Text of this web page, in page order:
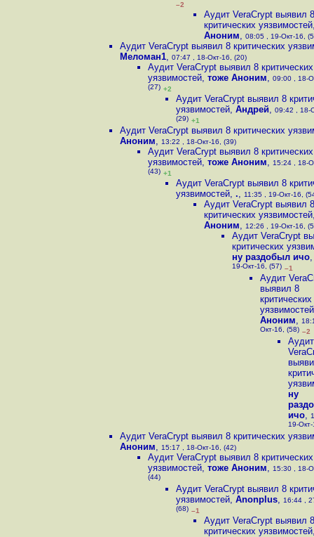
–2
Аудит VeraCrypt выявил 8
критических уязвимостей
Аноним, 08:05 , 19-Окт-16,
Аудит VeraCrypt выявил 8 критических
Меломан1, 07:47 , 18-Окт-16, (20)
Аудит VeraCrypt выявил 8 критических
уязвимостей, тоже Аноним, 09:00 , 18-
(27) +2
Аудит VeraCrypt выявил 8
уязвимостей, Андрей, 09:42 , 18-
(29) +1
Аудит VeraCrypt выявил 8 критических
Аноним, 13:22 , 18-Окт-16, (39)
Аудит VeraCrypt выявил 8 критических
уязвимостей, тоже Аноним, 15:24 , 18-
(43) +1
Аудит VeraCrypt выявил 8
уязвимостей, ., 11:35 , 19-Окт-16,
Аудит VeraCrypt выявил 8
критических уязвимостей
Аноним, 12:26 , 19-Окт-16,
Аудит VeraCrypt
критических
ну раздобыл ичо
19-Окт-16, (57) –1
Аудит
выявил 8
критических
уязвимостей
Аноним,
Окт-16, (58) –2
Аудит
ну
ичо,
19-
Аудит VeraCrypt выявил 8 критических
Аноним, 15:17 , 18-Окт-16, (42)
Аудит VeraCrypt выявил 8 критических
уязвимостей, тоже Аноним, 15:30 , 18-
(44)
Аудит VeraCrypt выявил 8
уязвимостей, Anonplus, 16:44 ,
(68) –1
Аудит VeraCrypt выявил 8
критических уязвимостей